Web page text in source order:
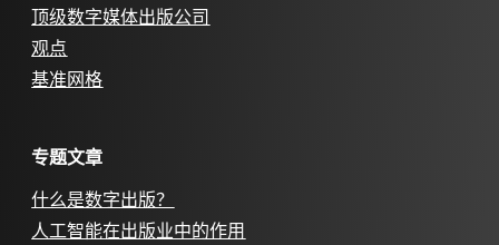
顶级数字媒体出版公司
观点
基准网格
专题文章
什么是数字出版？
人工智能在出版业中的作用